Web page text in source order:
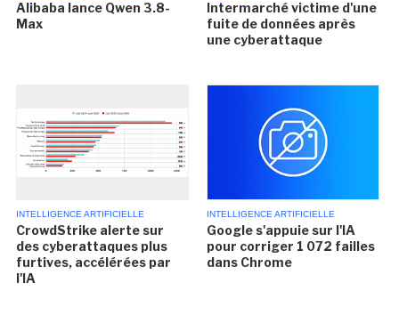
Alibaba lance Qwen 3.8-
Max
Intermarché victime d'une
fuite de données après
une cyberattaque
INTELLIGENCE ARTIFICIELLE
CrowdStrike alerte sur
des cyberattaques plus
furtives, accélérées par
l'IA
INTELLIGENCE ARTIFICIELLE
Google s'appuie sur l'IA
pour corriger 1 072 failles
dans Chrome